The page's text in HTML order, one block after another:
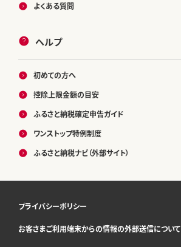
よくある質問
ヘルプ
初めての方へ
控除上限金額の目安
ふるさと納税確定申告ガイド
ワンストップ特例制度
ふるさと納税ナビ（外部サイト）
プライバシーポリシー
お客さまご利用端末からの情報の外部送信について